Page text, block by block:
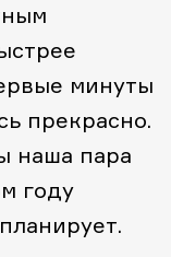
минуты
прекрасно.
наша пара
году